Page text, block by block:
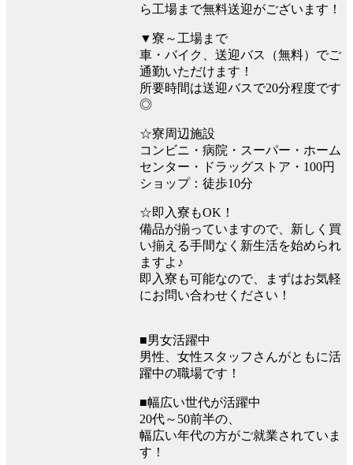
ら工場まで無料送迎がございます！
▼寮～工場まで
車・バイク、送迎バス（無料）でご
通勤いただけます！
所要時間は送迎バスで20分程度です
◎
☆寮周辺施設
コンビニ・病院・スーパー・ホーム
センター・ドラッグストア・100円
ショップ：徒歩10分
☆即入寮もOK！
備品が揃っていますので、新しく買
い揃える手間なく新生活を始められ
ますよ♪
即入寮も可能なので、まずはお気軽
にお問い合わせください！
■男女活躍中
男性、女性スタッフさんがともに活
躍中の職場です！
■幅広い世代が活躍中
20代～50前半の、
幅広い年代の方がご就業されていま
す！